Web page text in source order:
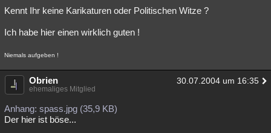
Kennt Ihr keine Karikaturen oder Politischen Witze ?
Ich habe hier einen wirklich guten !
Niemals aufgeben !
Obrien 30.07.2004 um 16:35
ehemaliges Mitglied
Anhang: spass.jpg (35,9 KB)
Der hier ist böse...